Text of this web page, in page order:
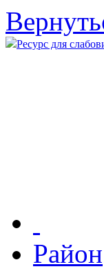
Ресурс для
Район